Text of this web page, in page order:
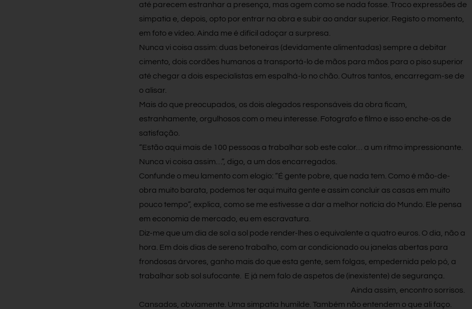
até parecem estranhar a presença, mas agem como se nada fosse. Troco expressões de
simpatia e, depois, opto por entrar na obra e subir ao andar superior. Registo o momento,
em foto e vídeo. Ainda me é difícil adoçar a surpresa.
Nunca vi coisa assim: duas betoneiras (devidamente alimentadas) sempre a debitar
cimento, dois cordões humanos a transportá-lo de mãos para mãos para o piso superior
até chegar a dois especialistas em espalhá-lo no chão. Outros tantos, encarregam-se de
o alisar.
Mais do que preocupados, os dois alegados responsáveis da obra ficam,
estranhamente, orgulhosos com o meu interesse. Fotografo e filmo e isso enche-os de
satisfação.
“Estão aqui mais de 100 pessoas a trabalhar sob este calor… a um ritmo impressionante.
Nunca vi coisa assim…”, digo, a um dos encarregados.
Confunde o meu lamento com elogio: “É gente pobre, que nada tem. Como é mão-de-
obra muito barata, podemos ter aqui muita gente e assim concluir as casas em muito
pouco tempo”, explica, como se me estivesse a dar a melhor notícia do Mundo. Ele pensa
em economia de mercado, eu em escravatura.
Diz-me que um dia de sol a sol pode render-lhes o equivalente a quatro euros. O dia, não a
hora. Em dois dias de sereno trabalho, com ar condicionado ou janelas abertas para
frondosas árvores, ganho mais do que esta gente, sem folgas, empedernida pelo pó, a
trabalhar sob sol sufocante. E já nem falo de aspetos de (inexistente) de segurança.
Ainda assim, encontro sorrisos.
Cansados, obviamente. Uma simpatia humilde. Também não entendem o que ali faço.